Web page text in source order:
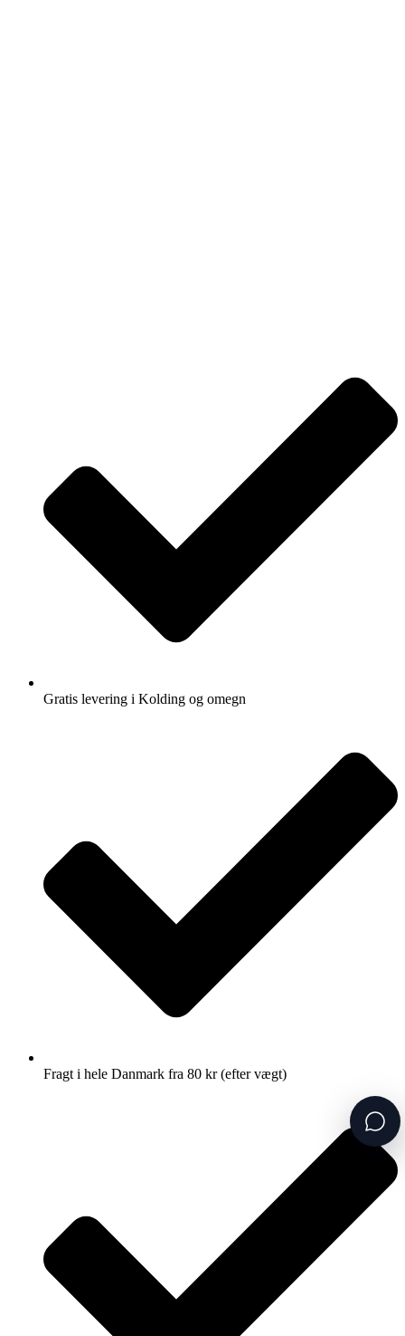
Gratis levering i Kolding og omegn
Fragt i hele Danmark fra 80 kr (efter vægt)